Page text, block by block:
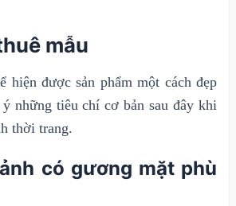
mẫu
hiện được sản phẩm một cách đẹp
ý những tiêu chí cơ bản sau đây khi
thời trang.
có gương mặt phù